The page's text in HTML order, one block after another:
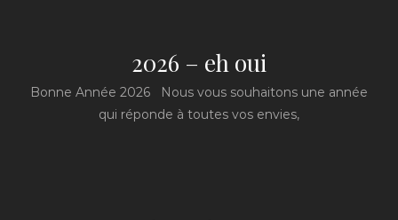
2026 – eh oui
Bonne Année 2026 Nous vous souhaitons une année
qui réponde à toutes vos envies,